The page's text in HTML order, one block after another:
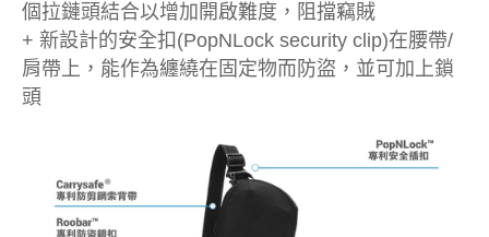
個拉鏈頭結合以增加開啟難度，阻擋竊賊
+ 新設計的安全扣(PopNLock security clip)在腰帶/
肩帶上，能作為纏繞在固定物而防盜，並可加上鎖
頭